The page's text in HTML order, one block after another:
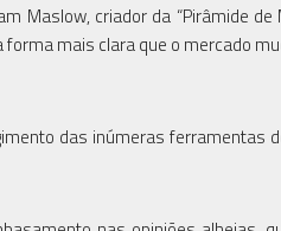
Maslow, criador da “Pirâmide
mais clara que o mercado
das inúmeras ferramentas